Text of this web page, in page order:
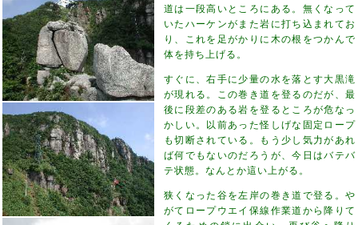
道は一段高いところにある。無くなって
いたハーケンがまた岩に打ち込まれてお
り、これを足がかりに木の根をつかんで
体を持ち上げる。
すぐに、右手に少量の水を落とす大黒滝
が現れる。この巻き道を登るのだが、最
後に段差のある岩を登るところが危なっ
かしい。以前あった怪しげな固定ロープ
も切断されている。もう少し気力があれ
ば何でもないのだろうが、今日はバテバ
テ状態。なんとか這い上がる。
狭くなった谷を左岸の巻き道で登る。や
がてロープウエイ保線作業道から降りて